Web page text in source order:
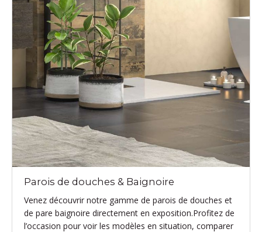
Parois de douches & Baignoire
Venez découvrir notre gamme de parois de douches et
de pare baignoire directement en exposition.Profitez de
l’occasion pour voir les modèles en situation, comparer